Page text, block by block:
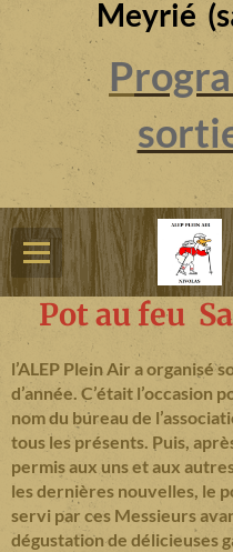
Meyrié
P
Pot au feu
l’ALEP Plein Air a organisé
d’année. C’était l’occasion
nom du bureau de
tous les présents. Puis,
permis aux uns et aux
les dernières nouvelles, le
servi par ces Messieurs
dégustation de délicieuses